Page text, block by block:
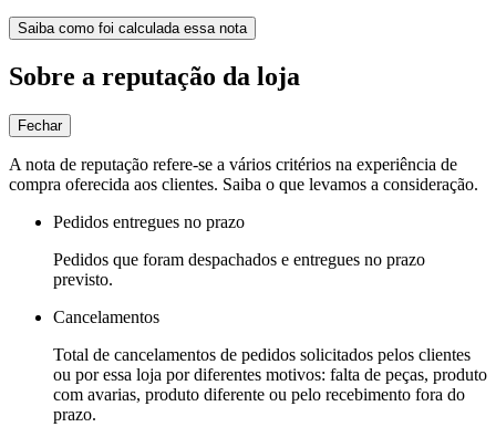
Saiba como foi calculada essa nota
Sobre a reputação da loja
Fechar
A nota de reputação refere-se a vários critérios na experiência de
compra oferecida aos clientes. Saiba o que levamos a consideração.
Pedidos entregues no prazo
Pedidos que foram despachados e entregues no prazo
previsto.
Cancelamentos
Total de cancelamentos de pedidos solicitados pelos clientes
ou por essa loja por diferentes motivos: falta de peças, produto
com avarias, produto diferente ou pelo recebimento fora do
prazo.